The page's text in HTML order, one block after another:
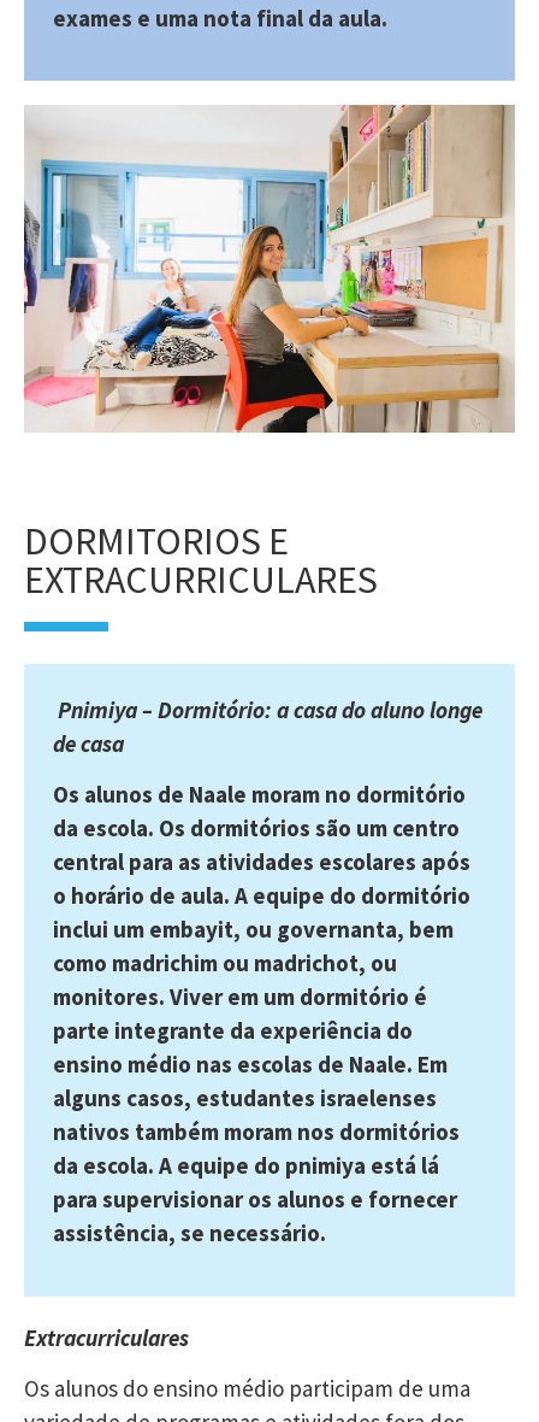
exames e uma nota final da aula.
DORMITORIOS E
EXTRACURRICULARES
Pnimiya – Dormitório: a casa do aluno longe
de casa
Os alunos de Naale moram no dormitório
da escola. Os dormitórios são um centro
central para as atividades escolares após
o horário de aula. A equipe do dormitório
inclui um embayit, ou governanta, bem
como madrichim ou madrichot, ou
monitores. Viver em um dormitório é
parte integrante da experiência do
ensino médio nas escolas de Naale. Em
alguns casos, estudantes israelenses
nativos também moram nos dormitórios
da escola. A equipe do pnimiya está lá
para supervisionar os alunos e fornecer
assistência, se necessário.
Extracurriculares
Os alunos do ensino médio participam de uma